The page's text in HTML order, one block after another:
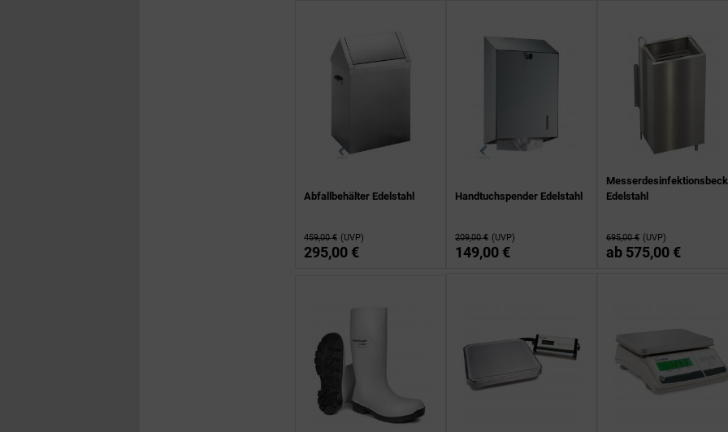
Abfallbehälter Edelstahl
459,00 € (UVP)
295,00 €
Handtuchspender Edelstahl
209,00 € (UVP)
149,00 €
Edelstahl
695,00 € (UVP)
ab 575,00 €